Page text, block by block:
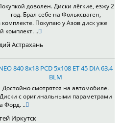
доволен. Диски лёгкие, езжу 2
год. Брал себе на Фольксваген,
Покупаю у Азов диск уже
комплект. ..
Астрахань
840 8x18 PCD 5x108 ET 45 DIA 63.4
BLM
Достойно смотрятся на автомобиле.
Диски с оригинальными параметрами
Форд. ..
Иркутск